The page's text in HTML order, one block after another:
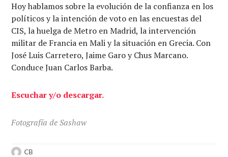
Hoy hablamos sobre la evolución de la confianza en los
políticos y la intención de voto en las encuestas del
CIS, la huelga de Metro en Madrid, la intervención
militar de Francia en Mali y la situación en Grecia. Con
José Luis Carretero, Jaime Garo y Chus Marcano.
Conduce Juan Carlos Barba.
Escuchar y/o descargar.
Fotografía de Sashaw
CB